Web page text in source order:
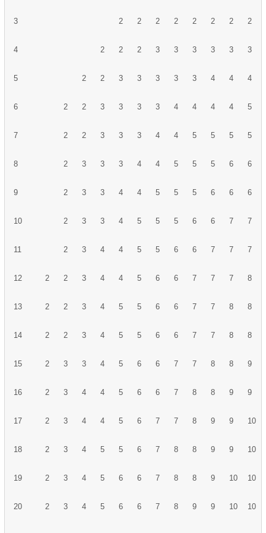
3 2 2 2 2 2 2 2 2
4 2 2 2 3 3 3 3 3 3
5 2 2 3 3 3 3 3 4 4 4
6 2 2 3 3 3 3 4 4 4 4 5
7 2 2 3 3 3 4 4 5 5 5 5
8 2 3 3 3 4 4 5 5 5 6 6
9 2 3 3 4 4 5 5 5 6 6 6
10 2 3 3 4 5 5 5 6 6 7 7
11 2 3 4 4 5 5 6 6 7 7 7
12 2 2 3 4 4 5 6 6 7 7 7 8
13 2 2 3 4 5 5 6 6 7 7 8 8
14 2 2 3 4 5 5 6 6 7 7 8 8
15 2 3 3 4 5 6 6 7 7 8 8 9
16 2 3 4 4 5 6 6 7 8 8 9 9
17 2 3 4 4 5 6 7 7 8 9 9 10
18 2 3 4 5 5 6 7 8 8 9 9 10
19 2 3 4 5 6 6 7 8 8 9 10 10
20 2 3 4 5 6 6 7 8 9 9 10 10